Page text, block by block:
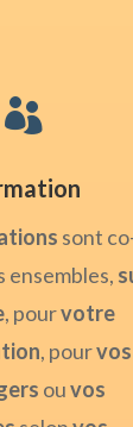

sont
, pourvotre
, pourvos
ouvos